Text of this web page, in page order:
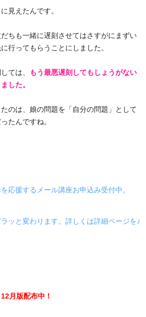
見えたんです。
ちも一緒に遅刻させてはさすがにまずい
行ってもらうことにしました。
ては、
もう最悪遅刻してもしょうがない
した。
のは、娘の問題を「自分の問題」として
たんですね。
応援するメール講座お申込み受付中。
ッと変わります。詳しくは詳細ページを♪
月版配布中！